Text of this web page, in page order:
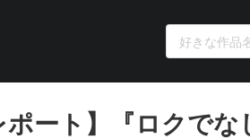
ポート】『ロクで